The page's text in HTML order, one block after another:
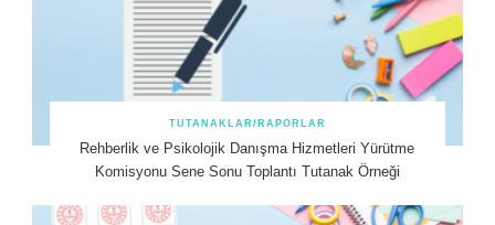
TUTANAKLAR/RAPORLAR
Rehberlik ve Psikolojik Danışma Hizmetleri Yürütme
Komisyonu Sene Sonu Toplantı Tutanak Örneği